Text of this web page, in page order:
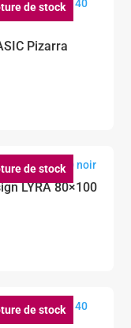
de stock
Pizarra
de stock
LYRA 80×100
de stock